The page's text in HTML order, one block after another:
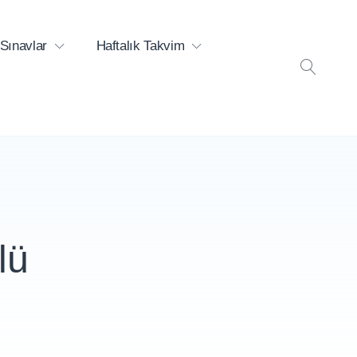
Sınavlar Haftalık Takvim